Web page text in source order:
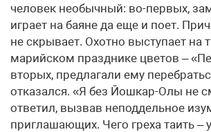
человек необычный: во-первых,
играет на баяне да еще и поет.
не скрывает. Охотно выступает на
марийском празднике цветов –
вторых, предлагали ему
отказался. «Я без Йошкар-Олы не
ответил, вызвав неподдельное
приглашающих. Чего греха таить –